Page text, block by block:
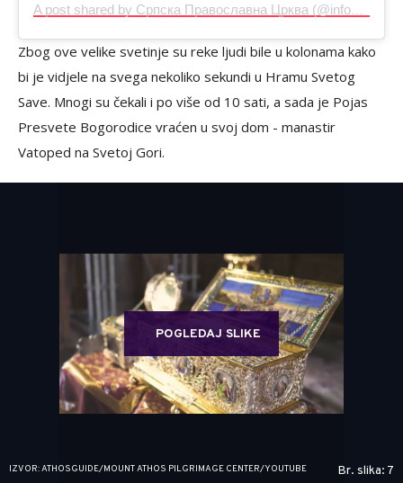
A post shared by Српска Православна Црква (@infospc.rs)
Zbog ove velike svetinje su reke ljudi bile u kolonama kako
bi je vidjele na svega nekoliko sekundi u Hramu Svetog
Save. Mnogi su čekali i po više od 10 sati, a sada je Pojas
Presvete Bogorodice vraćen u svoj dom - manastir
Vatoped na Svetoj Gori.
POGLEDAJ SLIKE
IZVOR: ATHOSGUIDE/MOUNT ATHOS PILGRIMAGE CENTER/YOUTUBE Br. slika: 7